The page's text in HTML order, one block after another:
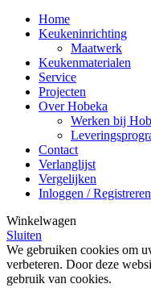
Home
Keukeninrichting
Maatwerk
Keukenmaterialen
Service
Projecten
Over Hobeka
Werken bij
Contact
Verlanglijst
Vergelijken
Inloggen / Registreren
Winkelwagen
Sluiten
We gebruiken cookies om
verbeteren. Door deze
gebruik van cookies.